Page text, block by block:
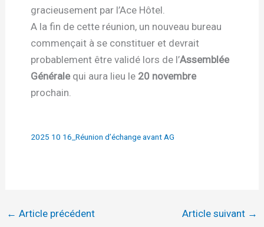
gracieusement par l’Ace Hôtel.
A la fin de cette réunion, un nouveau bureau
commençait à se constituer et devrait
probablement être validé lors de l’Assemblée
Généralequi aura lieu le 20 novembre
prochain.
2025 10 16_Réunion d’échange avant AG
← Article précédent Article suivant →